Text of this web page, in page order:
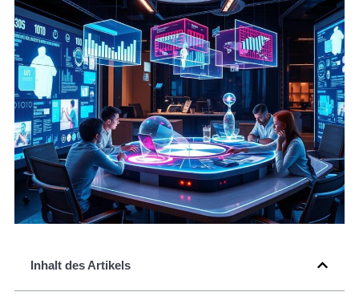
Inhalt des Artikels